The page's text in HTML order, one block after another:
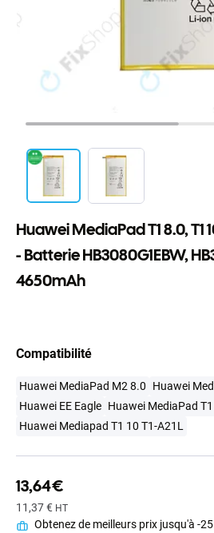
Huawei MediaPad T1 8.0, T1
- Batterie HB3080G1EBW,
4650mAh
Compatibilité
Huawei MediaPad M2 8.0 Huawei
Huawei EE Eagle Huawei MediaPad
Huawei Mediapad T1 10 T1-A21L
13,64 €
11,37 € HT
Obtenez de meilleurs prix jusqu'à -25